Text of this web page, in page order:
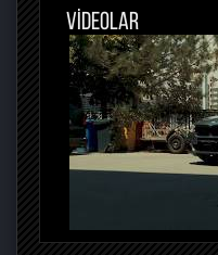
VİDEOLAR